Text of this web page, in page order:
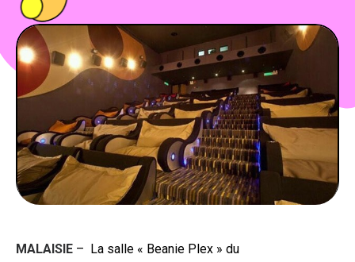
PEOPLE
FOOD
BONS PLANS
SOUTENEZ KULTT
MALAISIE – La salle « Beanie Plex » du